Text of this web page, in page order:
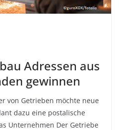
Adressen aus
gewinnen
von Getrieben möchte neue
dazu eine postalische
Unternehmen Der Getriebe